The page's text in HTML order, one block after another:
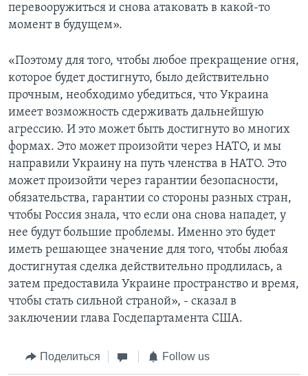
перевооружиться и снова атаковать в какой-то
момент в будущем».
«Поэтому для того, чтобы любое прекращение огня,
которое будет достигнуто, было действительно
прочным, необходимо убедиться, что Украина
имеет возможность сдерживать дальнейшую
агрессию. И это может быть достигнуто во многих
формах. Это может произойти через НАТО, и мы
направили Украину на путь членства в НАТО. Это
может произойти через гарантии безопасности,
обязательства, гарантии со стороны разных стран,
чтобы Россия знала, что если она снова нападет, у
нее будут большие проблемы. Именно это будет
иметь решающее значение для того, чтобы любая
достигнутая сделка действительно продлилась, а
затем предоставила Украине пространство и время,
чтобы стать сильной страной», - сказал в
заключении глава Госдепартамента США.
Поделиться Follow us